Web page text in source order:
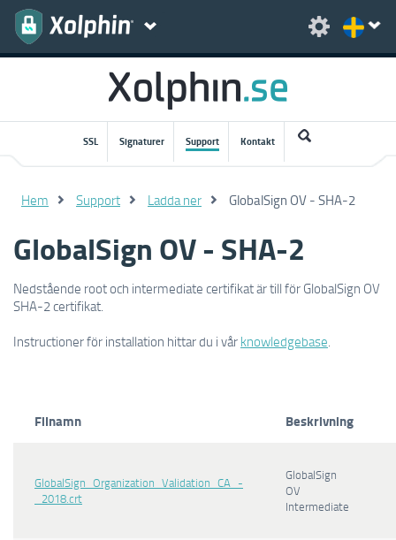
SSL Signaturer Support Kontakt
Hem Support Ladda ner GlobalSign OV - SHA-2
GlobalSign OV - SHA-2
Nedstående root och intermediate certifikat är till för GlobalSign OV
SHA-2 certifikat.
Instructioner för installation hittar du i vår knowledgebase.
Filnamn Beskrivning
GlobalSign_Organization_Validation_CA_-
_2018.crt
GlobalSign
OV
Intermediate